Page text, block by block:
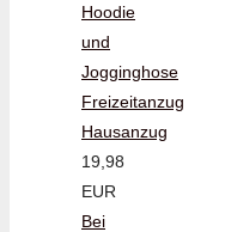
Hoodie
und
Jogginghose
Freizeitanzug
Hausanzug
19,98
EUR
Bei